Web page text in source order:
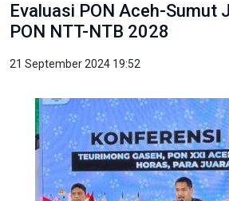
Evaluasi PON Aceh-Sumut
PON NTT-NTB 2028
21 September 2024 19:52